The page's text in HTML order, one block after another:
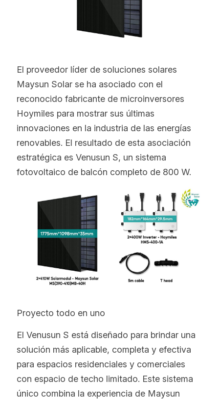
Indonesiano
Ceco
Inglese
Finlandese
Turco
Hindi
Vietnamita
Tailandese
Slovacco
Giapponese
Coreano
El proveedor líder de soluciones solares
Maysun Solar se ha asociado con el
reconocido fabricante de microinversores
Hoymiles para mostrar sus últimas
innovaciones en la industria de las energías
renovables. El resultado de esta asociación
estratégica es Venusun S, un sistema
fotovoltaico de balcón completo de 800 W.
Proyecto todo en uno
El Venusun S está diseñado para brindar una
solución más aplicable, completa y efectiva
para espacios residenciales y comerciales
con espacio de techo limitado. Este sistema
único combina la experiencia de Maysun